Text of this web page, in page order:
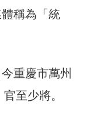
稱為「統
重慶市萬州
至少將。